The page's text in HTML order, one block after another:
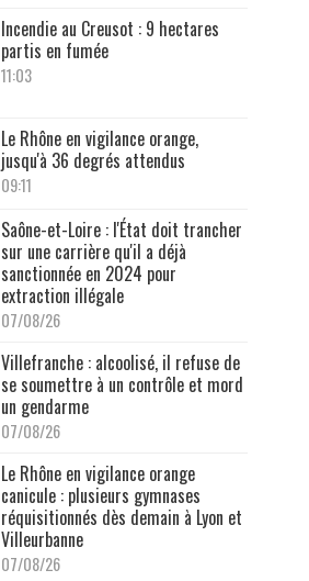
Incendie au Creusot : 9 hectares
partis en fumée
11:03
Le Rhône en vigilance orange,
jusqu'à 36 degrés attendus
09:11
Saône-et-Loire : l'État doit trancher
sur une carrière qu'il a déjà
sanctionnée en 2024 pour
extraction illégale
07/08/26
Villefranche : alcoolisé, il refuse de
se soumettre à un contrôle et mord
un gendarme
07/08/26
Le Rhône en vigilance orange
canicule : plusieurs gymnases
réquisitionnés dès demain à Lyon et
Villeurbanne
07/08/26